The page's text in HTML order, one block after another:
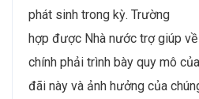
phát sinh trong kỳ. Trường
hợp được Nhà nước trợ giúp
chính phải trình bày quy mô
đãi này và ảnh hưởng của